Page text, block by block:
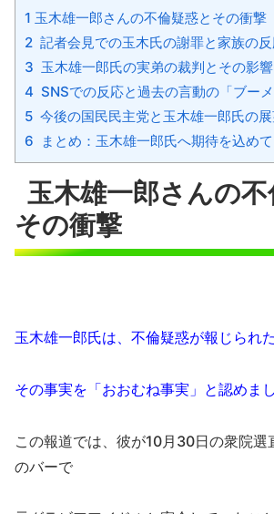
1 玉木雄一郎さんの不倫疑惑とその衝撃
2 記者会見での玉木氏の謝罪と家族の
3 玉木雄一郎氏の実弟の裁判とその影響
4 SNSでの反応と過去の言動の「ブーメ
5 今後の国民民主党と玉木雄一郎氏の
6 まとめ：玉木雄一郎氏へ期待を込めて
玉木雄一郎さんの不
その衝撃
玉木雄一郎氏は、不倫疑惑が報じられた
その事実を「おおむね事実」と認めまし
この報道では、彼が10月30日の衆院選
のバーで